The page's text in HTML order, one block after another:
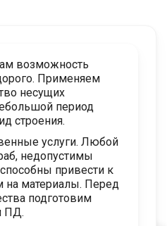
возможность
Применяем
несущих
период
строения.
услуги. Любой
недопустимы
привести к
на материалы. Перед
подготовим
ПД.